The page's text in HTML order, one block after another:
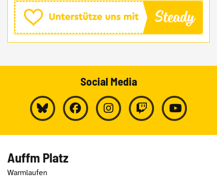
Social Media
Auffm Platz
Warmlaufen